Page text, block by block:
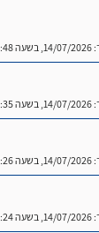
14/07/2026, בשעה 13:48
14/07/2026, בשעה 13:35
14/07/2026, בשעה 13:26
14/07/2026, בשעה 13:24